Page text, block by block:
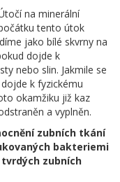
na minerální
tento útok
jako bílé skvrny na
dojde k
nebo slin. Jakmile se
k fyzickému
okamžiku již kaz
a vyplněn.
zubních tkání
bakteriemi
zubních